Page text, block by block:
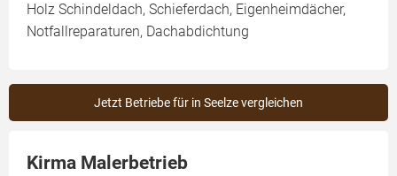
Holz Schindeldach, Schieferdach, Eigenheimdächer,
Notfallreparaturen, Dachabdichtung
Jetzt Betriebe für in Seelze vergleichen
Kirma Malerbetrieb